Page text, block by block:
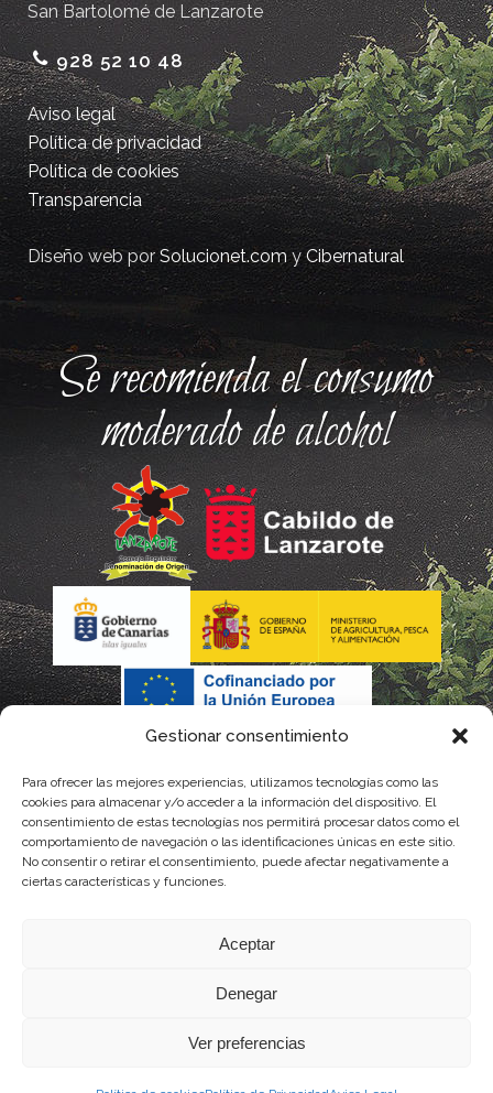
Gestionar consentimiento
Para ofrecer las mejores experiencias, utilizamos tecnologías como las
cookies para almacenar y/o acceder a la información del dispositivo. El
consentimiento de estas tecnologías nos permitirá procesar datos como el
comportamiento de navegación o las identificaciones únicas en este sitio.
No consentir o retirar el consentimiento, puede afectar negativamente a
ciertas características y funciones.
Aceptar
Denegar
Ver preferencias
San Bartolomé de Lanzarote
928 52 10 48
Aviso legal
Política de privacidad
Política de cookies
Transparencia
Diseño web porSolucionet.comyCibernatural
Se recomienda el consumo
moderado de alcohol
La gestión de la DOP Lanzarote realizada por este Consejo Regulador es financiada,
con fondos provenientes del presupuesto de gastos del Instituto Canario de
Calidad Agroalimentaria